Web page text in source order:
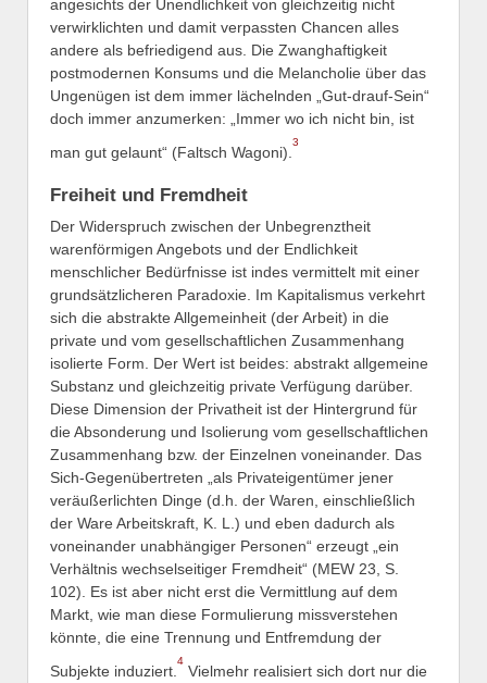
angesichts der Unendlichkeit von gleichzeitig nicht
verwirklichten und damit verpassten Chancen alles
andere als befriedigend aus. Die Zwanghaftigkeit
postmodernen Konsums und die Melancholie über das
Ungenügen ist dem immer lächelnden „Gut-drauf-Sein“
doch immer anzumerken: „Immer wo ich nicht bin, ist
man gut gelaunt“ (Faltsch Wagoni).
3
Freiheit und Fremdheit
Der Widerspruch zwischen der Unbegrenztheit
warenförmigen Angebots und der Endlichkeit
menschlicher Bedürfnisse ist indes vermittelt mit einer
grundsätzlicheren Paradoxie. Im Kapitalismus verkehrt
sich die abstrakte Allgemeinheit (der Arbeit) in die
private und vom gesellschaftlichen Zusammenhang
isolierte Form. Der Wert ist beides: abstrakt allgemeine
Substanz und gleichzeitig private Verfügung darüber.
Diese Dimension der Privatheit ist der Hintergrund für
die Absonderung und Isolierung vom gesellschaftlichen
Zusammenhang bzw. der Einzelnen voneinander. Das
Sich-Gegenübertreten „als Privateigentümer jener
veräußerlichten Dinge (d.h. der Waren, einschließlich
der Ware Arbeitskraft, K. L.) und eben dadurch als
voneinander unabhängiger Personen“ erzeugt „ein
Verhältnis wechselseitiger Fremdheit“ (MEW 23, S.
102). Es ist aber nicht erst die Vermittlung auf dem
Markt, wie man diese Formulierung missverstehen
könnte, die eine Trennung und Entfremdung der
Subjekte induziert.
4
Vielmehr realisiert sich dort nur die